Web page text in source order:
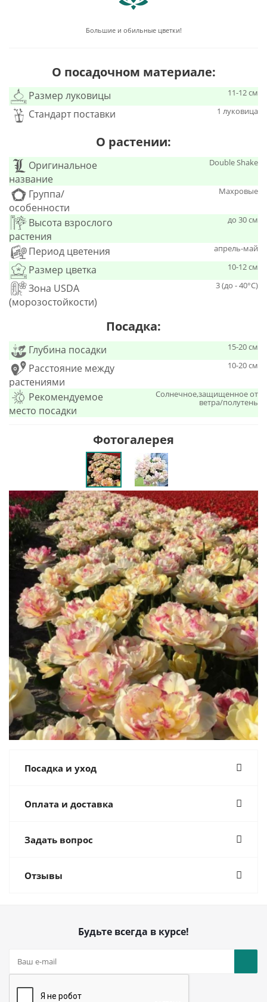
Большие и обильные цветки!
О посадочном материале:
Размер луковицы 11-12 см
Стандарт поставки 1 луковица
О растении:
Оригинальное
название
Double Shake
Группа/
особенности
Махровые
Высота взрослого
растения
до 30 см
Период цветения апрель-май
Размер цветка 10-12 см
Зона USDA
(морозостойкости)
3 (до - 40°С)
Посадка:
Глубина посадки 15-20 см
Расстояние между
растениями
10-20 см
Рекомендуемое
место посадки
Солнечное,защищенное от
ветра/полутень
Фотогалерея
Посадка и уход
Оплата и доставка
Задать вопрос
Отзывы
Будьте всегда в курсе!